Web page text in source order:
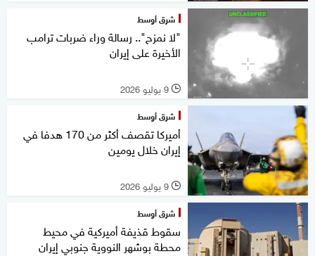
شرق أوسط
"لا نمزح".. رسالة وراء ضربات ترامب
الأخيرة على إيران
l 9 يوليو 2026
شرق أوسط
أميركا تقصف أكثر من 170 هدفا في
إيران خلال يومين
l 9 يوليو 2026
شرق أوسط
سقوط قذيفة أميركية في محيط
محطة بوشهر النووية جنوبي إيران